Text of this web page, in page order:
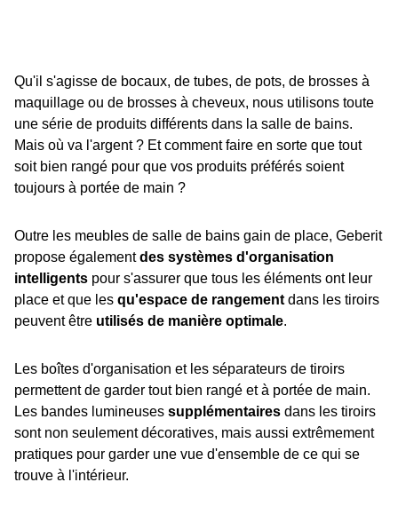
Qu'il s'agisse de bocaux, de tubes, de pots, de brosses à
maquillage ou de brosses à cheveux, nous utilisons toute
une série de produits différents dans la salle de bains.
Mais où va l'argent ? Et comment faire en sorte que tout
soit bien rangé pour que vos produits préférés soient
toujours à portée de main ?
Outre les meubles de salle de bains gain de place, Geberit
propose égalementdes systèmes d'organisation
intelligents pour s'assurer que tous les éléments ont leur
place et que les qu'espace de rangement dans les tiroirs
peuvent être utilisés de manière optimale.
Les boîtes d'organisation et les séparateurs de tiroirs
permettent de garder tout bien rangé et à portée de main.
Les bandes lumineuses supplémentaires dans les tiroirs
sont non seulement décoratives, mais aussi extrêmement
pratiques pour garder une vue d'ensemble de ce qui se
trouve à l'intérieur.